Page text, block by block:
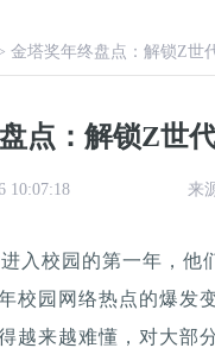
金塔奖年终盘点：解锁Z世
点：解锁Z世
10:07:18 来
入校园的第一年，
校园网络热点的爆发
越来越难懂，对大部